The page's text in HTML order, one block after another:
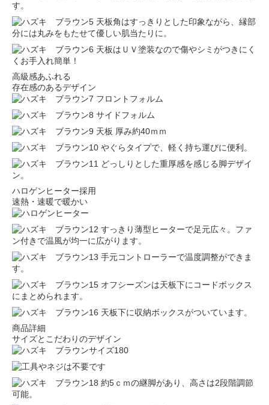
す。
天板角はすっきりとした印象ながら、縁部
分には丸みをもたせて優しい肌当たりに。
天板はＵＶ塗装なので傷やシミがつきにく
くお手入れ簡単！
高級感あふれる
存在感のあるデザイン
フロントフォルム
サイドフォルム
天板 厚み約40ｍｍ
やぐらタイプで、軽く持ち運びに便利。
どっしりとした重厚感を感じる脚デザイ
ン。
ハロゲンヒーター採用
速熱・速暖で暖かい
すっきり薄型ヒーターで足元広々。ファ
ン付きで温風が均一に広がります。
手元コントローラーで温度調整ができま
す。
オフシーズンは天板下にコードボックス
にまとめられます。
天板下に収納ボックスがついています。
商品詳細
サイズとこだわりのデザイン
約5ｃｍの継脚があり、高さは2段階調節
可能。